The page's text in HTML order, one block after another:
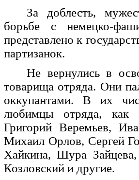
За доблесть,
борьбе с немецко-
представлено к
партизанок.
Не вернулись в
товарища отряда. Они
оккупантами. В их
любимцы отряда, как
Григорий Веремьев,
Михаил Орлов, Сергей
Хайкина, Шура
Козловский и другие.